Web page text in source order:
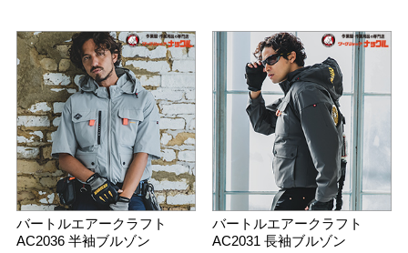
バートルエアークラフト
AC2036 半袖ブルゾン
バートルエアークラフト
AC2031 長袖ブルゾン